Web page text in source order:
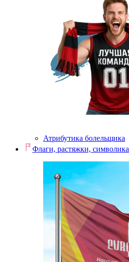
Атрибутика болельщика
Флаги, растяжки, символика